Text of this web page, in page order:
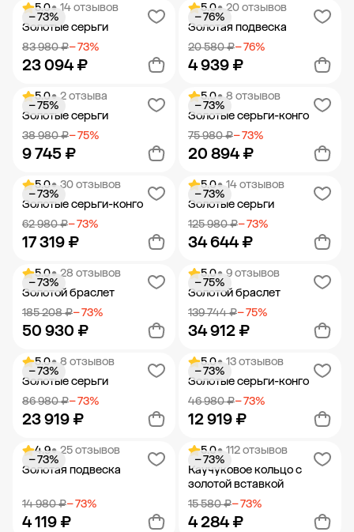
Добавить в корзину Добавить в корзину
5.0• 14 отзывов
Золотые серьги
83 980 ₽− 73%
23 094 ₽
− 73%
Добавить в корзину
5.0• 20 отзывов
Золотая подвеска
20 580 ₽− 76%
4 939 ₽
− 76%
Добавить в корзину
5.0• 2 отзыва
Золотые серьги
38 980 ₽− 75%
9 745 ₽
− 75%
Добавить в корзину
5.0• 8 отзывов
Золотые серьги-конго
75 980 ₽− 73%
20 894 ₽
− 73%
Добавить в корзину
5.0• 30 отзывов
Золотые серьги-конго
62 980 ₽− 73%
17 319 ₽
− 73%
Добавить в корзину
5.0• 14 отзывов
Золотые серьги
125 980 ₽− 73%
34 644 ₽
− 73%
Добавить в корзину
5.0• 28 отзывов
Золотой браслет
185 208 ₽− 73%
50 930 ₽
− 73%
Добавить в корзину
5.0• 9 отзывов
Золотой браслет
139 744 ₽− 75%
34 912 ₽
− 75%
Добавить в корзину
5.0• 8 отзывов
Золотые серьги
86 980 ₽− 73%
23 919 ₽
− 73%
Добавить в корзину
5.0• 13 отзывов
Золотые серьги-конго
46 980 ₽− 73%
12 919 ₽
− 73%
Добавить в корзину
4.9• 25 отзывов
Золотая подвеска
14 980 ₽− 73%
4 119 ₽
− 73%
5.0• 112 отзывов
Каучуковое кольцо с
золотой вставкой
15 580 ₽− 73%
4 284 ₽
− 73%